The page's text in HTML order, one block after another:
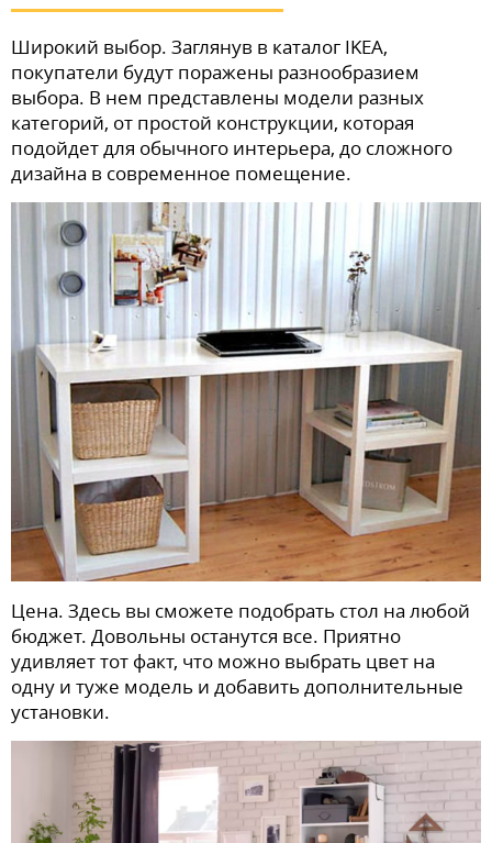
Широкий выбор. Заглянув в каталог IKEA,
покупатели будут поражены разнообразием
выбора. В нем представлены модели разных
категорий, от простой конструкции, которая
подойдет для обычного интерьера, до сложного
дизайна в современное помещение.
Цена. Здесь вы сможете подобрать стол на любой
бюджет. Довольны останутся все. Приятно
удивляет тот факт, что можно выбрать цвет на
одну и туже модель и добавить дополнительные
установки.